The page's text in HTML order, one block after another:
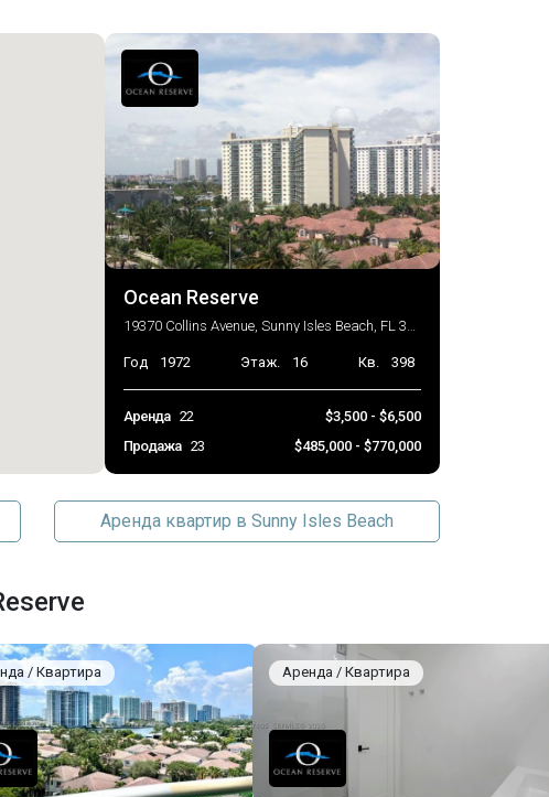
Ocean Reserve
19370 Collins Avenue, Sunny Isles Beach, FL 33160
Год 1972 Этаж. 16 Кв. 398
Аренда 22
$3,500 - $6,500
Продажа
23 $485,000 - $770,000
Аренда квартир в Sunny Isles Beach
/ Квартира Аренда / Квартира